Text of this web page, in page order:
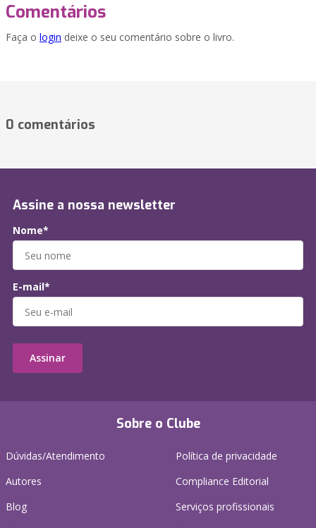
Comentários
Faça o login deixe o seu comentário sobre o livro.
0 comentários
Sobre o Clube
Dúvidas/Atendimento
Autores
Blog
Política de privacidade
Compliance Editorial
Serviços profissionais
Assine a nossa newsletter
Nome*
E-mail*
Assinar